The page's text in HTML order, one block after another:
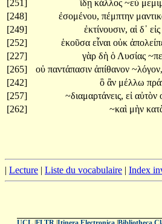
[251]
ἴδῃ κάλλος ~εὖ
[248]
ἐσομένου, πέμπτην
[249]
ἐκτίνουσιν, αἱ δ᾽ εἰς
[252]
ἑκοῦσα εἶναι οὐκ
[227]
γὰρ δὴ ὁ Λυσίας
[265]
οὐ παντάπασιν ἀπίθανον ~λόγον,
[242]
ὃ ἂν μέλλω
[257]
~διαμαρτάνεις, εἰ αὐτὸν
[262]
~καὶ μὴν
| Lecture | Liste du vocabulaire | Index